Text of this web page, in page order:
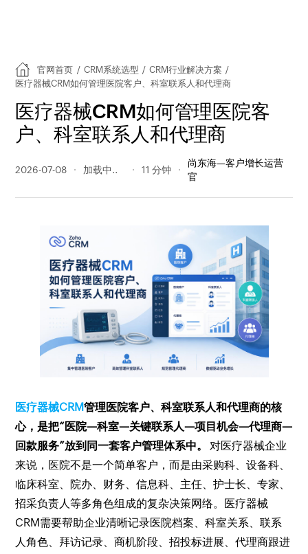
官网首页 / CRM系统选型 / CRM行业解决方案 /
医疗器械CRM如何管理医院客户、科室联系人和代理商
医疗器械CRM如何管理医院客
户、科室联系人和代理商
2026-07-08 53 阅读量 11 分钟
尚东海—客户增长运营
官
医疗器械CRM管理医院客户、科室联系人和代理商的核
心，是把“医院—科室—关键联系人—项目机会—代理商—
回款服务”放到同一套客户管理体系中。
对医疗器械企业
来说，医院不是一个简单客户，而是由采购科、设备科、
临床科室、院办、财务、信息科、主任、护士长、专家、
招采负责人等多角色组成的复杂决策网络。医疗器械
CRM需要帮助企业清晰记录医院档案、科室关系、联系
人角色、拜访记录、商机阶段、招投标进展、代理商跟进